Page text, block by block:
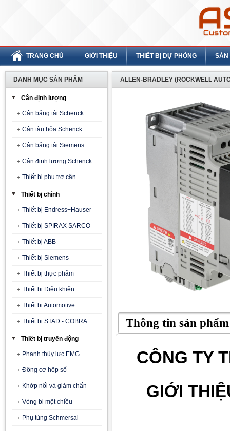
TRANG CHỦ GIỚI THIỆU THIẾT BỊ DỰ PHÒNG SẢN
DANH MỤC SẢN PHẨM
Cân định lượng
Cân băng tải Schenck
Cân tàu hỏa Schenck
Cân băng tải Siemens
Cân định lượng Schenck
Thiết bị phụ trợ cân
Thiết bị chính
Thiết bị Endress+Hauser
Thiết bị SPIRAX SARCO
Thiết bị ABB
Thiết bị Siemens
Thiết bị thực phẩm
Thiết bị Điều khiển
Thiết bị Automotive
Thiết bị STAD - COBRA
Thiết bị truyền động
Phanh thủy lực EMG
Động cơ hộp số
Khớp nối và giảm chấn
Vòng bi một chiều
Phụ tùng Schmersal
ALLEN-BRADLEY (ROCKWELL
Thông tin sản phẩm
CÔNG TY
GIỚI